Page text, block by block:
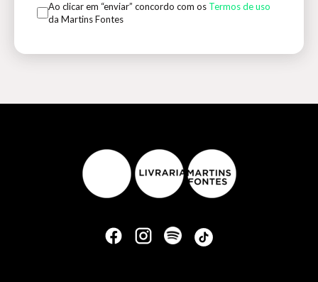
Ao clicar em “enviar” concordo com os Termos de uso
da Martins Fontes